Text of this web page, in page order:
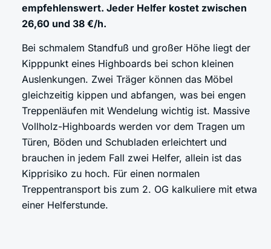
empfehlenswert. Jeder Helfer kostet zwischen
26,60 und 38 €/h.
Bei schmalem Standfuß und großer Höhe liegt der
Kipppunkt eines Highboards bei schon kleinen
Auslenkungen. Zwei Träger können das Möbel
gleichzeitig kippen und abfangen, was bei engen
Treppenläufen mit Wendelung wichtig ist. Massive
Vollholz-Highboards werden vor dem Tragen um
Türen, Böden und Schubladen erleichtert und
brauchen in jedem Fall zwei Helfer, allein ist das
Kipprisiko zu hoch. Für einen normalen
Treppentransport bis zum 2. OG kalkuliere mit etwa
einer Helferstunde.